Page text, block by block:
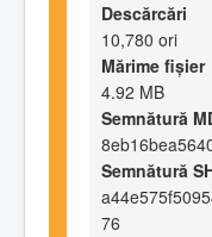
Descărcări
10,780 ori
Mărime fișier
4.92 MB
Semnătură
Semnătură
76